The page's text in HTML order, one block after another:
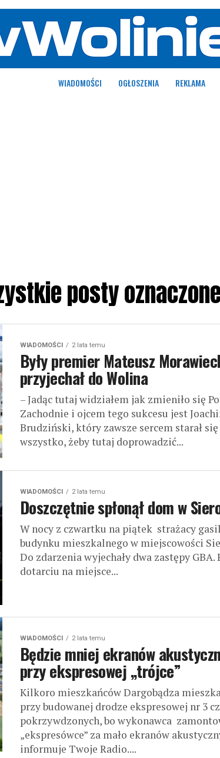
WIADOMOŚCI OGŁOSZENIA REKLAMA
posty
WIADOMOŚCI 2 lata temu
Były premier Mateusz
przyjechał do Wolina
– Jadąc tutaj widziałem jak zmieniło się
Zachodnie i ojcem tego sukcesu jest
Brudziński, który zawsze sercem starał
wszystko, żeby tutaj doprowadzić...
WIADOMOŚCI 2 lata temu
Doszczętnie spłonął dom w
W nocy z czwartku na piątek strażacy
budynku mieszkalnego w miejscowości
Do zdarzenia wyjechały dwa zastępy GBA.
dotarciu na miejsce...
WIADOMOŚCI 2 lata temu
Będzie mniej ekranów
przy ekspresowej „trójce”
Kilkoro mieszkańców Dargobądza
przy budowanej drodze ekspresowej nr 3
pokrzywdzonych, bo wykonawca
„ekspresówce” za mało ekranów
informuje Twoje Radio....